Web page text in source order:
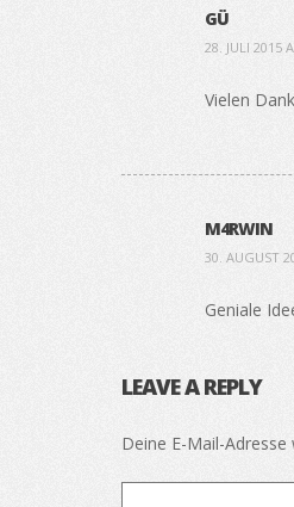
GÜ
28. JULI 2015
Vielen
M4RWIN
30. AUGUST
Geniale
LEAVE A REPLY
Deine E-Mail-